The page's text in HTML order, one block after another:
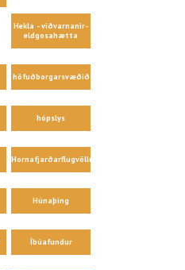
Hekla - viðvarnanir-
eldgosahætta
höfuðborgarsvæðið
hópslys
Hornafjarðarflugvöllur
Húnaþing
Íbúafundur